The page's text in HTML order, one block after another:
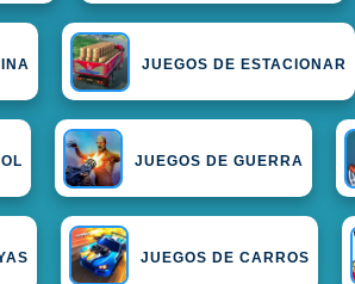
JUEGOS DE ESTACIONAR
JUEGOS DE GUERRA
JUEGOS DE CARROS